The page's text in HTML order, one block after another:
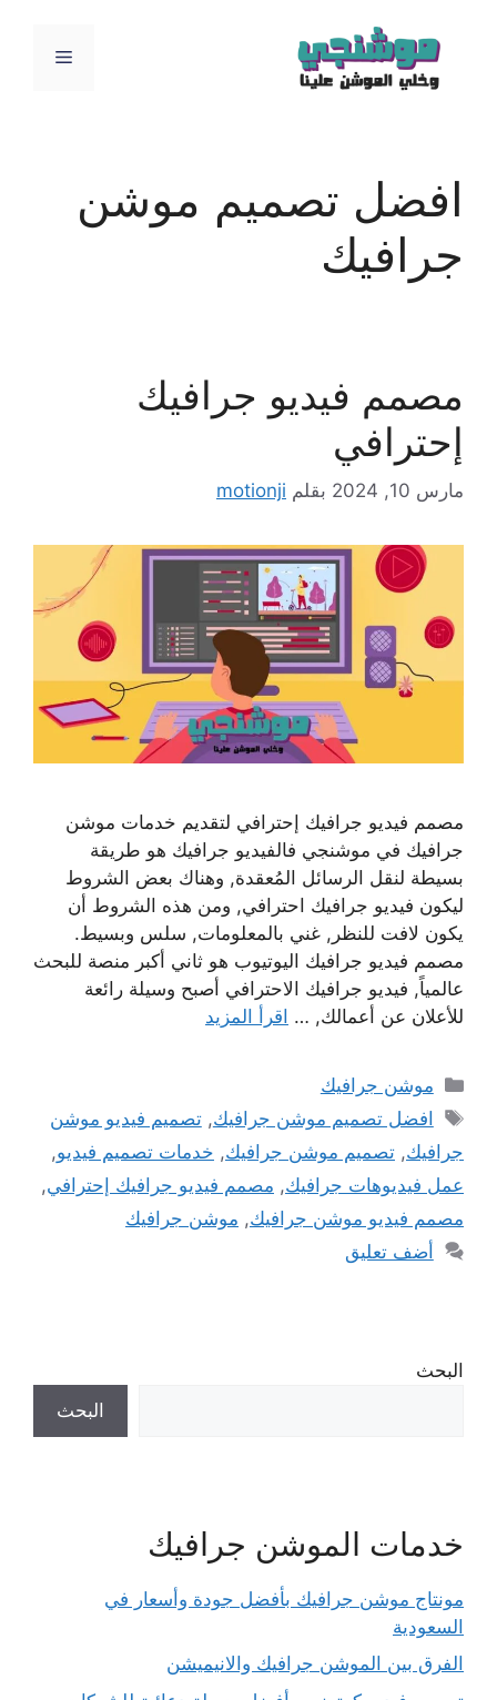
المحتوى
القائمة
افضل تصميم موشن
جرافيك
مصمم فيديو جرافيك
إحترافي
مارس 10, 2024 بقلم motionji
مصمم فيديو جرافيك إحترافي لتقديم خدمات موشن
جرافيك في موشنجي فالفيديو جرافيك هو طريقة
بسيطة لنقل الرسائل المُعقدة, وهناك بعض الشروط
ليكون فيديو جرافيك احترافي, ومن هذه الشروط أن
يكون لافت للنظر, غني بالمعلومات, سلس وبسيط.
مصمم فيديو جرافيك اليوتيوب هو ثاني أكبر منصة للبحث
عالمياً, فيديو جرافيك الاحترافي أصبح وسيلة رائعة
للأعلان عن أعمالك, … اقرأ المزيد
التصنيفات
موشن جرافيك
الوسوم
افضل تصميم موشن جرافيك,تصميم فيديو موشن
جرافيك, تصميم موشن جرافيك, خدمات تصميم فيديو,
عمل فيديوهات جرافيك, مصمم فيديو جرافيك إحترافي,
مصمم فيديو موشن جرافيك, موشن جرافيك
أضف تعليق
البحث
البحث
خدمات الموشن جرافيك
مونتاج موشن جرافيك بأفضل جودة وأسعار في
السعودية
الفرق بين الموشن جرافيك والانيميشن